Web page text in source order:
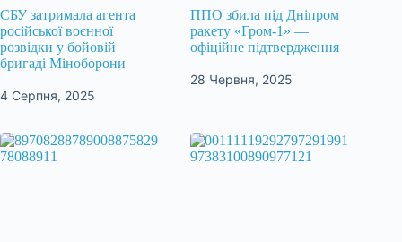
СБУ затримала агента
російської воєнної
розвідки у бойовій
бригаді Міноборони
4 Серпня, 2025
ППО збила під Дніпром
ракету «Гром-1» —
офіційне підтвердження
28 Червня, 2025